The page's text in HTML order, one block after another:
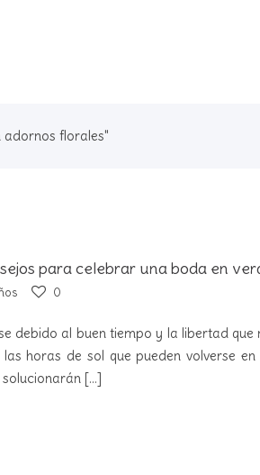
adornos florales"
para celebrar una boda en
0
debido al buen tiempo y la libertad
horas de sol que pueden volverse
[...]